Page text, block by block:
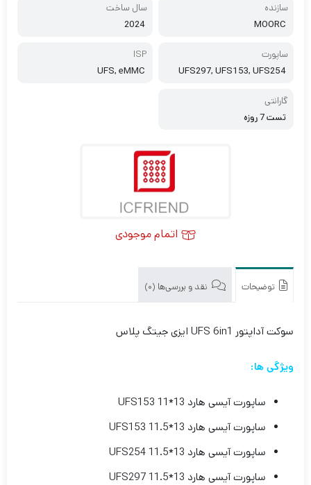
سازنده
MOORC
سال ساخت
2024
ساپورت
UFS297, UFS153, UFS254
ISP
UFS, eMMC
گارانتی
تست 7 روزه
اتمام موجودی
توضیحات نقد و بررسی‌ها (0)
سوکت آداپتور UFS 6in1 ایزی جیتگ پلاس
ویژگی ها:
ساپورت آیسی هارد UFS153 11*13
ساپورت آیسی هارد UFS153 11.5*13
ساپورت آیسی هارد UFS254 11.5*13
ساپورت آیسی هارد UFS297 11.5*13